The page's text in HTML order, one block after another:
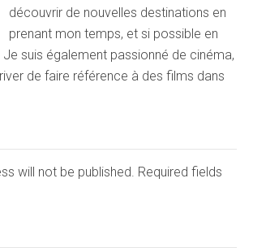
découvrir de nouvelles destinations en
prenant mon temps, et si possible en
suis également passionné de cinéma,
de faire référence à des films dans
will not be published. Required fields